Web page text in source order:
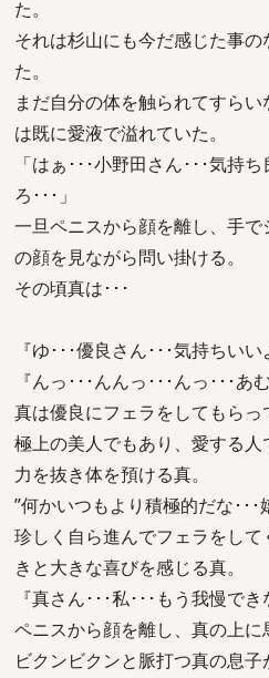
た。
それは杉山にも今だ感じた事
た。
まだ自分の体を触られてすら
は既に愛液で溢れていた。
「はぁ･･･小野田さん･･･気持
ろ･･･」
一旦ペニスから顔を離し、手
の顔を見ながら問い掛ける。
その頃真は･･･
『ゆ･･･優良さん･･･気持ちいい
『んっ･･･んんっ･･･んっ･･･あ
真は優良にフェラをしてもらっ
極上の美人でもあり、愛する人
力を抜き体を預ける真。
”何かいつもより積極的だな･･･
珍しく自ら進んでフェラをし
きと大きな喜びを感じる真。
『真さん･･･私･･･もう我慢でき
ペニスから顔を離し、真の上に
ビクンビクンと脈打つ真の息